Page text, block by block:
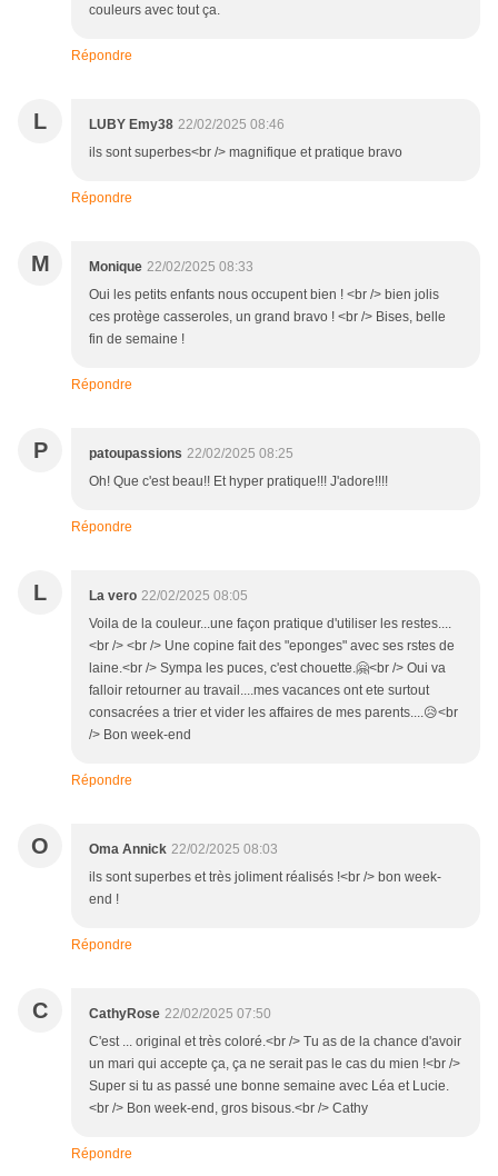
couleurs avec tout ça.
Répondre
L LUBY Emy38 22/02/2025 08:46
ils sont superbes<br /> magnifique et pratique bravo
Répondre
M Monique 22/02/2025 08:33
Oui les petits enfants nous occupent bien ! <br /> bien jolis
ces protège casseroles, un grand bravo ! <br /> Bises, belle
fin de semaine !
Répondre
P patoupassions 22/02/2025 08:25
Oh! Que c'est beau!! Et hyper pratique!!! J'adore!!!!
Répondre
L La vero 22/02/2025 08:05
Voila de la couleur...une façon pratique d'utiliser les restes....
<br /> <br /> Une copine fait des "eponges" avec ses rstes de
laine.<br /> Sympa les puces, c'est chouette.🤗<br /> Oui va
falloir retourner au travail....mes vacances ont ete surtout
consacrées a trier et vider les affaires de mes parents....😥<br
/> Bon week-end
Répondre
O Oma Annick 22/02/2025 08:03
ils sont superbes et très joliment réalisés !<br /> bon week-
end !
Répondre
C CathyRose 22/02/2025 07:50
C'est ... original et très coloré.<br /> Tu as de la chance d'avoir
un mari qui accepte ça, ça ne serait pas le cas du mien !<br />
Super si tu as passé une bonne semaine avec Léa et Lucie.
<br /> Bon week-end, gros bisous.<br /> Cathy
Répondre